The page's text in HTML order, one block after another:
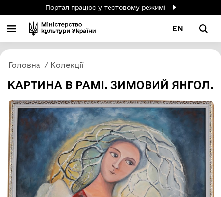
Портал працює у тестовому режимі
EN
Головна Колекції
КАРТИНА В РАМІ. ЗИМОВИЙ ЯНГОЛ.